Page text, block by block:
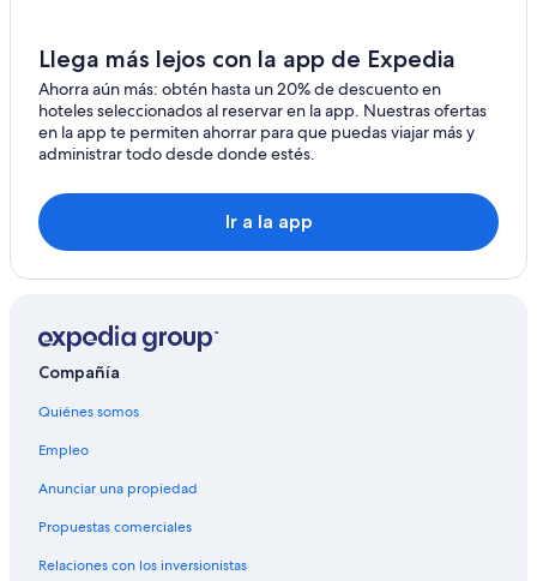
Hoteles cerca de Mirador Tunnel View
Cabañas en Parque Nacional Yosemite
Hoteles en Parque Nacional Yosemite
Hoteles cerca de Mist Trail
Hoteles cerca de Glacier Point
Hoteles cerca de Formación rocosa Half Dome
Hoteles cerca de Yosemite Lodge Amphitheater
Hoteles cerca de Panorama Trail
Hoteles cerca de Cascada Salto Bridalveil
Llega más lejos con la app de Expedia
Ahorra aún más: obtén hasta un 20% de descuento en
hoteles seleccionados al reservar en la app. Nuestras ofertas
en la app te permiten ahorrar para que puedas viajar más y
administrar todo desde donde estés.
Ir a la app
Compañía
Quiénes somos
Empleo
Anunciar una propiedad
Propuestas comerciales
Relaciones con los inversionistas